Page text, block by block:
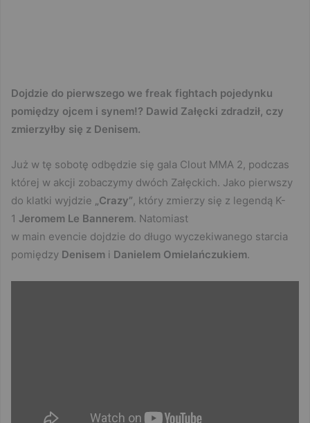
Dojdzie do pierwszego we freak fightach pojedynku
pomiędzy ojcem i synem!? Dawid Załęcki zdradził, czy
zmierzyłby się z Denisem.
Już w tę sobotę odbędzie się gala Clout MMA 2, podczas
której w akcji zobaczymy dwóch Załęckich. Jako pierwszy
do klatki wyjdzie
„Crazy”, który zmierzy się z legendą K-
1 Jeromem Le Bannerem. Natomiast
w main evencie dojdzie do długo wyczekiwanego starcia
pomiędzy Denisem i Danielem Omielańczukiem.